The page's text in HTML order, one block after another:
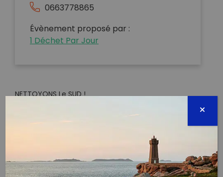
0663778865
Évènement proposé par :
1 Déchet Par Jour
NETTOYONS Le SUD !
Parce que la lutte contre le changement climatique
et la sauvegarde de notre environnement sont des
priorités absolues, la Région Sud organise la Grande
Opération de nettoyage « Nettoyons le Sud » pour la
deuxième année consécutive !